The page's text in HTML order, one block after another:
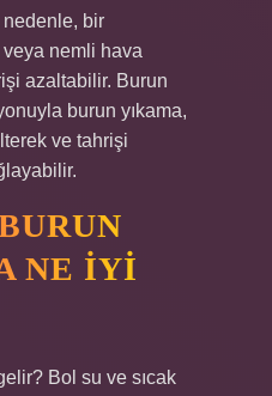
bir
nemli hava
azaltabilir. Burun
burun yıkama,
ve tahrişi
NE IYI
Bol su ve sıcak